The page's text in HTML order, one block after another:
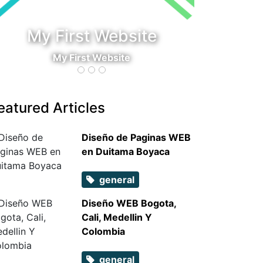
My First Website
My First Website
Articles
Diseño de Paginas WEB
en Duitama Boyaca
general
Diseño WEB Bogota,
Cali, Medellin Y
Colombia
general